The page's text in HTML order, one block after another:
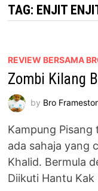
TAG: ENJIT
REVIEW BERSAMA
Zombi Kilang
by Bro
Kampung
ada sahaja yang
Khalid. Bermula
Diikuti Hantu